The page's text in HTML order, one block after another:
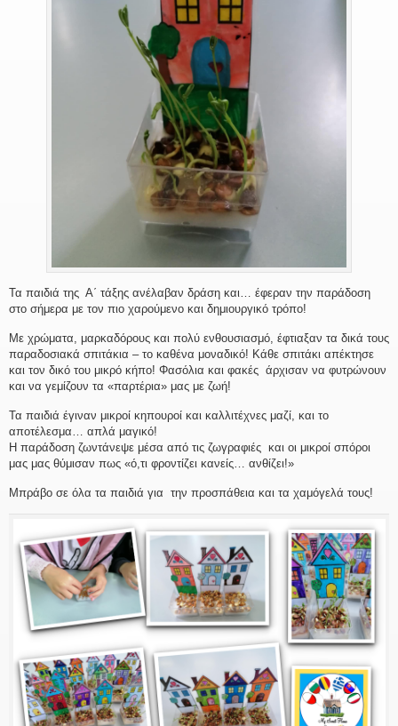
Τα παιδιά της Α΄ τάξης ανέλαβαν δράση και… έφεραν την παράδοση
στο σήμερα με τον πιο χαρούμενο και δημιουργικό τρόπο!
Με χρώματα, μαρκαδόρους και πολύ ενθουσιασμό, έφτιαξαν τα δικά τους
παραδοσιακά σπιτάκια – το καθένα μοναδικό! Κάθε σπιτάκι απέκτησε
και τον δικό του μικρό κήπο! Φασόλια και φακές άρχισαν να φυτρώνουν
και να γεμίζουν τα «παρτέρια» μας με ζωή!
Τα παιδιά έγιναν μικροί κηπουροί και καλλιτέχνες μαζί, και το
αποτέλεσμα… απλά μαγικό!
Η παράδοση ζωντάνεψε μέσα από τις ζωγραφιές και οι μικροί σπόροι
μας μας θύμισαν πως «ό,τι φροντίζει κανείς… ανθίζει!»
Μπράβο σε όλα τα παιδιά για την προσπάθεια και τα χαμόγελά τους!